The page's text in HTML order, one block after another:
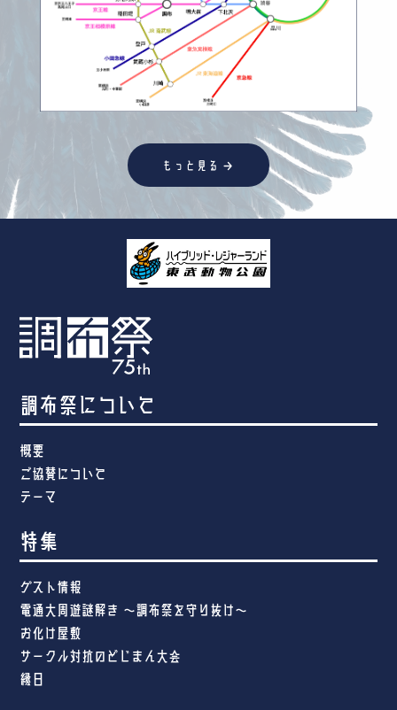
もっと見る →
調布祭について
概要
ご協賛について
テーマ
特集
ゲスト情報
電通大周遊謎解き ～調布祭を守り抜け～
お化け屋敷
サークル対抗のどじまん大会
縁日